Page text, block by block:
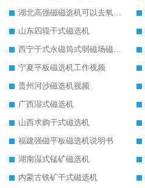
湖北高强磁磁选机可以去氧化铝
山东四辊干式磁选机
西宁干式永磁筒式弱磁场磁选机结构图
宁夏平板磁选机工作视频
贵州河沙磁选机视频
广西湿式磁选机
山西求购干式磁选机
福建强磁平板磁选机说明书
湖南湿式锰矿磁选机
内蒙古铁矿干式磁选机